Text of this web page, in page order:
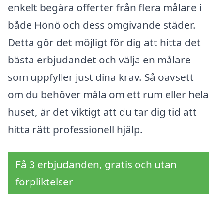
enkelt begära offerter från flera målare i
både Hönö och dess omgivande städer.
Detta gör det möjligt för dig att hitta det
bästa erbjudandet och välja en målare
som uppfyller just dina krav. Så oavsett
om du behöver måla om ett rum eller hela
huset, är det viktigt att du tar dig tid att
hitta rätt professionell hjälp.
Få 3 erbjudanden, gratis och utan
förpliktelser